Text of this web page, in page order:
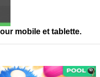
mobile et tablette.